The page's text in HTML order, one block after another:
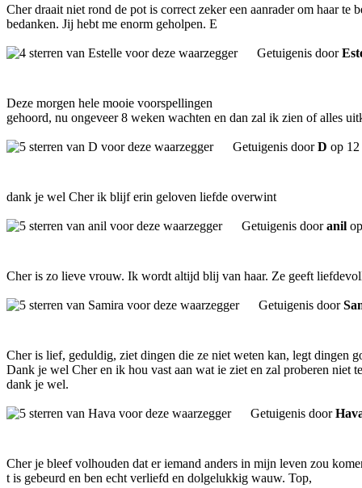
Cher draait niet rond de pot is correct zeker een aanrader om haar
bedanken. Jij hebt me enorm geholpen. E
Getuigenis door
Deze morgen hele mooie voorspellingen
gehoord, nu ongeveer 8 weken wachten en dan zal ik zien of alles
Getuigenis doorD op 12
dank je wel Cher ik blijf erin geloven liefde overwint
Getuigenis dooranil
Cher is zo lieve vrouw. Ik wordt altijd blij van haar. Ze geeft
Getuigenis door
Cher is lief, geduldig, ziet dingen die ze niet weten kan, legt dingen
Dank je wel Cher en ik hou vast aan wat ie ziet en zal proberen niet
dank je wel.
Getuigenis door
Cher je bleef volhouden dat er iemand anders in mijn leven zou
t is gebeurd en ben echt verliefd en dolgelukkig wauw. Top,